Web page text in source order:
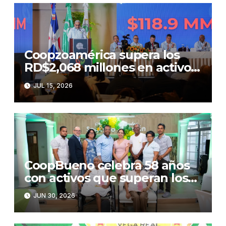
Coopzoamérica supera los
RD$2,068 millones en activos
y estrena nueva imagen
institucional
JUL 15, 2026
CoopBueno celebra 58 años
con activos que superan los
RD$23,800 millones
JUN 30, 2026